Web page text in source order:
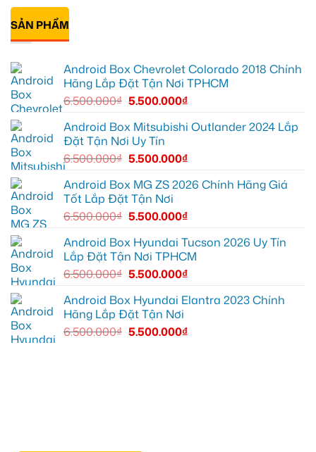
hơn
để
ghi
lại
đường
EX2
tại
Quận
10
Youtube
Android
box
xe
tại
Quận
Gò
Vấp
để
xem
YouTube
và
dẫn
đường
có
luận
ở
Anh
Android
box
Geely
EX2
tại
Quận
để
cao
trải
nghiệm
lái
SẢN PHẨM
Android Box Chevrolet Colorado 2018 Chính
Hãng Lắp Đặt Tận Nơi TPHCM
6.500.000₫ 5.500.000₫
Android Box Mitsubishi Outlander 2024 Lắp
Đặt Tận Nơi Uy Tín
6.500.000₫ 5.500.000₫
Android Box MG ZS 2026 Chính Hãng Giá
Tốt Lắp Đặt Tận Nơi
6.500.000₫ 5.500.000₫
Android Box Hyundai Tucson 2026 Uy Tín
Lắp Đặt Tận Nơi TPHCM
6.500.000₫ 5.500.000₫
Android Box Hyundai Elantra 2023 Chính
Hãng Lắp Đặt Tận Nơi
6.500.000₫ 5.500.000₫